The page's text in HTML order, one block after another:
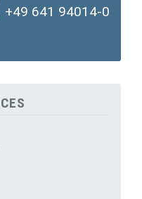
+49 641 94014-0